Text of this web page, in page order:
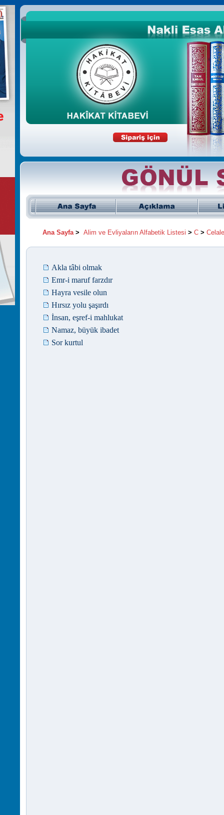
Ana Sayfa> Alim ve Evliyaların Alfabetik Listesi > C >
Akla tâbi olmak
Emr-i maruf farzdır
Hayra vesile olun
Hırsız yolu şaşırdı
İnsan, eşref-i mahlukat
Namaz, büyük ibadet
Sor kurtul